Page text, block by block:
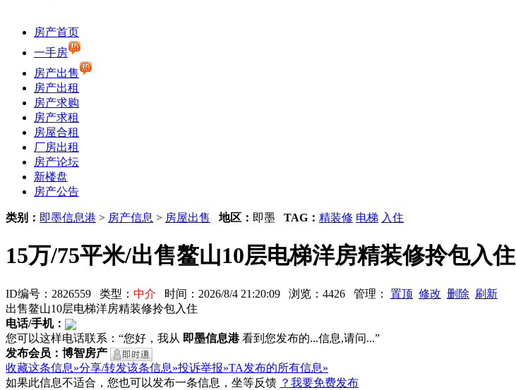
房产首页
一手房
房产出售
房产出租
房产求购
房产求租
房屋合租
厂房出租
房产论坛
新楼盘
房产公告
类别： 即墨信息港 > 房产信息 > 房屋出售 地区： 即墨 TAG： 精装修 电梯 入住
15万/75平米/出售鳌山10层电梯洋房精装修拎包入住
ID编号：2826559 类型： 中介 时间：2026/8/4 21:20:09 浏览：4426 管理： 置顶 修改 删除 刷新
出售鳌山10层电梯洋房精装修拎包入住
电话/手机：
您可以这样电话联系：“您好，我从 即墨信息港看到您发布的...信息,请问...”
发布会员：博智房产
收藏这条信息»分享/转发该条信息»投诉举报»TA发布的所有信息»
如果此信息不适合，您也可以发布一条信息，坐等反馈 ？我要免费发布